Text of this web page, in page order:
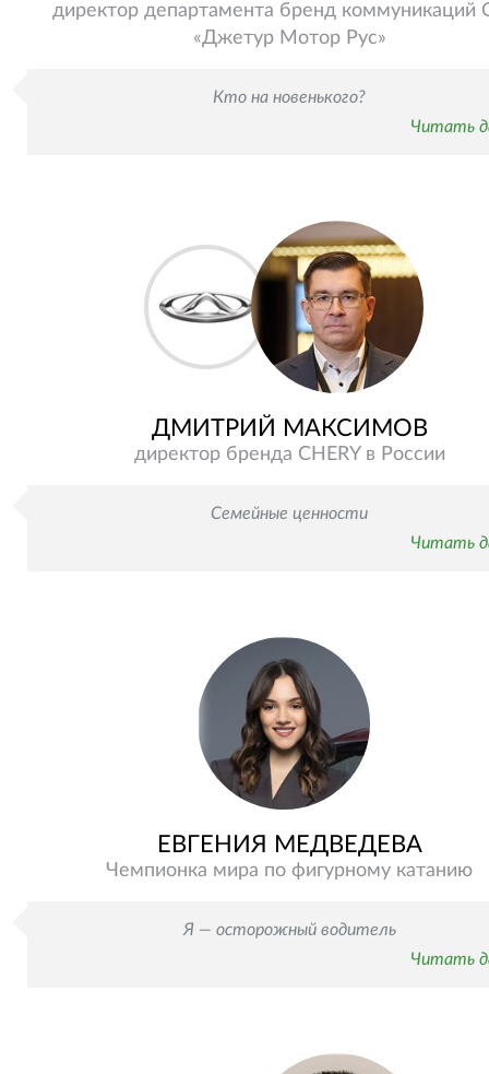
директор департамента бренд
«Джетур Мотор Рус»
Кто на новенького?
Читать
ДМИТРИЙ МАКСИМОВ
директор бренда CHERY в России
Семейные ценности
Читать
ЕВГЕНИЯ МЕДВЕДЕВА
Чемпионка мира по фигурному катанию
Я — осторожный водитель
Читать